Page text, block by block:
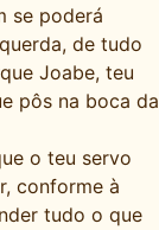
se poderá
de tudo
Joabe, teu
pôs na boca da
o teu servo
conforme à
tudo o que